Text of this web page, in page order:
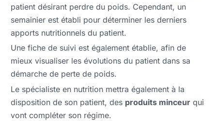
patient désirant perdre du poids. Cependant, un
semainier est établi pour déterminer les derniers
apports nutritionnels du patient.
Une fiche de suivi est également établie, afin de
mieux visualiser les évolutions du patient dans sa
démarche de perte de poids.
Le spécialiste en nutrition mettra également à la
disposition de son patient, des produits minceur qui
vont compléter son régime.